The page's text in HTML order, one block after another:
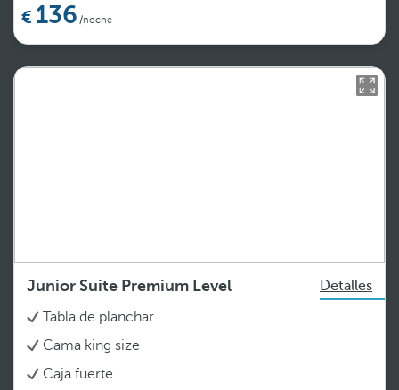
136 /noche
Junior Suite Premium Level
Detalles
Tabla de planchar
Cama king size
Caja fuerte